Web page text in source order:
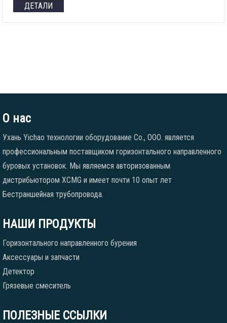
ДЕТАЛИ
О нас
Ухань Yichao технологии оборудование Co., ООО. является
профессиональным поставщиком горизонтального направленного
буровых установок. Мы являемся авторизованным
дистрибьютором XCMG и имеет почти 10 опыт лет
Бестраншейная трубопровода.
НАШИ ПРОДУКТЫ
Горизонтального направленного бурения
Аксессуары и запчасти
Детектор
Грязевые смеситель
ПОЛЕЗНЫЕ ССЫЛКИ